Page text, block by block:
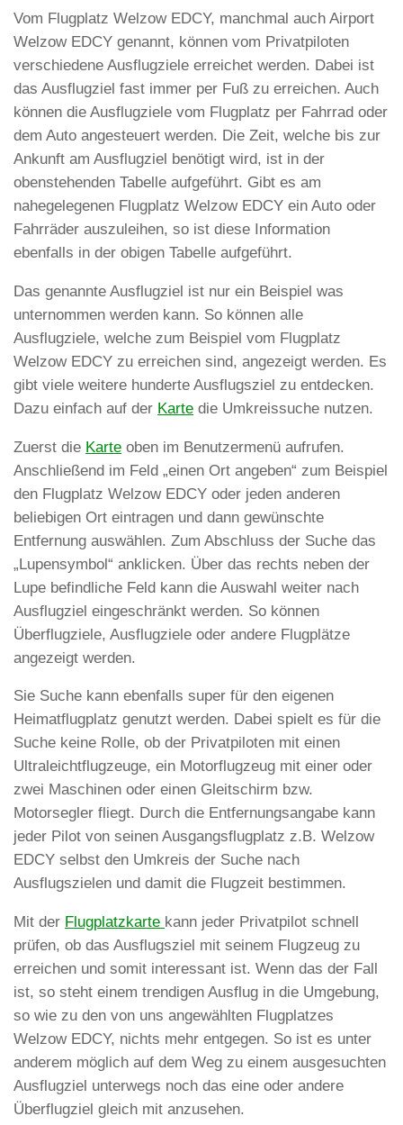
Vom Flugplatz Welzow EDCY, manchmal auch Airport
Welzow EDCY genannt, können vom Privatpiloten
verschiedene Ausflugziele erreichet werden. Dabei ist
das Ausflugziel fast immer per Fuß zu erreichen. Auch
können die Ausflugziele vom Flugplatz per Fahrrad oder
dem Auto angesteuert werden. Die Zeit, welche bis zur
Ankunft am Ausflugziel benötigt wird, ist in der
obenstehenden Tabelle aufgeführt. Gibt es am
nahegelegenen Flugplatz Welzow EDCY ein Auto oder
Fahrräder auszuleihen, so ist diese Information
ebenfalls in der obigen Tabelle aufgeführt.
Das genannte Ausflugziel ist nur ein Beispiel was
unternommen werden kann. So können alle
Ausflugziele, welche zum Beispiel vom Flugplatz
Welzow EDCY zu erreichen sind, angezeigt werden. Es
gibt viele weitere hunderte Ausflugsziel zu entdecken.
Dazu einfach auf der Karte die Umkreissuche nutzen.
Zuerst die Karte oben im Benutzermenü aufrufen.
Anschließend im Feld „einen Ort angeben“ zum Beispiel
den Flugplatz Welzow EDCY oder jeden anderen
beliebigen Ort eintragen und dann gewünschte
Entfernung auswählen. Zum Abschluss der Suche das
„Lupensymbol“ anklicken. Über das rechts neben der
Lupe befindliche Feld kann die Auswahl weiter nach
Ausflugziel eingeschränkt werden. So können
Überflugziele, Ausflugziele oder andere Flugplätze
angezeigt werden.
Sie Suche kann ebenfalls super für den eigenen
Heimatflugplatz genutzt werden. Dabei spielt es für die
Suche keine Rolle, ob der Privatpiloten mit einen
Ultraleichtflugzeuge, ein Motorflugzeug mit einer oder
zwei Maschinen oder einen Gleitschirm bzw.
Motorsegler fliegt. Durch die Entfernungsangabe kann
jeder Pilot von seinen Ausgangsflugplatz z.B. Welzow
EDCY selbst den Umkreis der Suche nach
Ausflugszielen und damit die Flugzeit bestimmen.
Mit der Flugplatzkarte kann jeder Privatpilot schnell
prüfen, ob das Ausflugsziel mit seinem Flugzeug zu
erreichen und somit interessant ist. Wenn das der Fall
ist, so steht einem trendigen Ausflug in die Umgebung,
so wie zu den von uns angewählten Flugplatzes
Welzow EDCY, nichts mehr entgegen. So ist es unter
anderem möglich auf dem Weg zu einem ausgesuchten
Ausflugziel unterwegs noch das eine oder andere
Überflugziel gleich mit anzusehen.